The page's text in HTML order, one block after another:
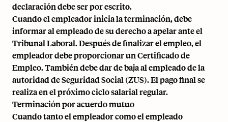
declaración debe ser por escrito.
Cuando el empleador inicia la terminación, debe
informar al empleado de su derecho a apelar ante el
Tribunal Laboral. Después de finalizar el empleo, el
empleador debe proporcionar un Certificado de
Empleo. También debe dar de baja al empleado de la
autoridad de Seguridad Social (ZUS). El pago final se
realiza en el próximo ciclo salarial regular.
Terminación por acuerdo mutuo
Cuando tanto el empleador como el empleado